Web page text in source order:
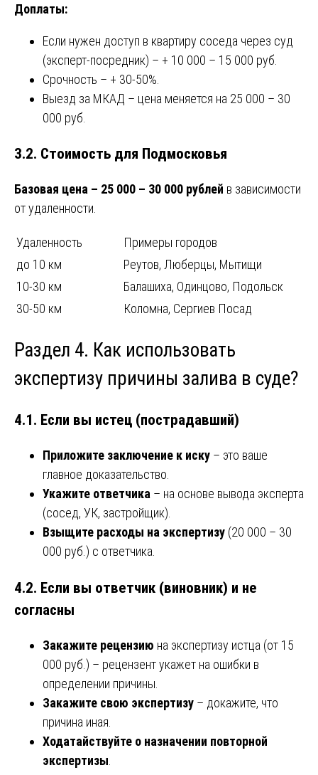
Доплаты:
Если нужен доступ в квартиру соседа через суд
(эксперт-посредник) – + 10 000 – 15 000 руб.
Срочность – + 30-50%.
Выезд за МКАД – цена меняется на 25 000 – 30
000 руб.
3.2. Стоимость для Подмосковья
Базовая цена – 25 000 – 30 000 рублей в зависимости
от удаленности.
Удаленность
Примеры городов
до 10 км
Реутов, Люберцы, Мытищи
10-30 км
Балашиха, Одинцово, Подольск
30-50 км
Коломна, Сергиев Посад
Раздел 4. Как использовать
экспертизу причины залива в суде?
4.1. Если вы истец (пострадавший)
Приложите заключение к иску – это ваше
главное доказательство.
Укажите ответчика – на основе вывода эксперта
(сосед, УК, застройщик).
Взыщите расходы на экспертизу (20 000 – 30
000 руб.) с ответчика.
4.2. Если вы ответчик (виновник) и не
согласны
Закажите рецензию на экспертизу истца (от 15
000 руб.) – рецензент укажет на ошибки в
определении причины.
Закажите свою экспертизу – докажите, что
причина иная.
Ходатайствуйте о назначении повторной
экспертизы